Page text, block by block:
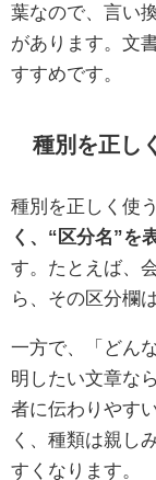
葉なので、言い
があります。文
すすめです。
種別を正し
種別を正しく使
く、“区分名”を
す。たとえば、
ら、その区分欄
一方で、「どん
明したい文章な
者に伝わりやす
く、種類は親し
すくなります。